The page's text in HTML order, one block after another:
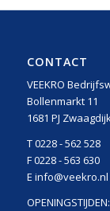
CONTACT
VEEKRO
Bollenmarkt 11
1681 PJ
T 0228 - 562 528
F 0228 - 563 630
E info@veekro.nl
OPENINGSTIJDEN: